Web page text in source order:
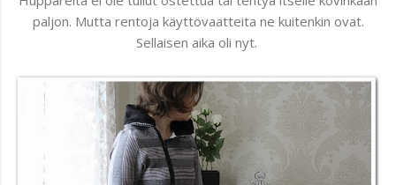
paljon. Mutta rentoja käyttövaatteita ne kuitenkin ovat.
Sellaisen aika oli nyt.